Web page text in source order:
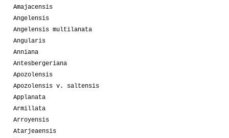
Amajacensis
Angelensis
Angelensis multilanata
Angularis
Anniana
Antesbergeriana
Apozolensis
Apozolensis v. saltensis
Applanata
Armillata
Arroyensis
Atarjeaensis